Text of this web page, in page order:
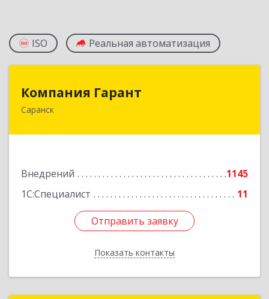
ISO Реальная автоматизация
Компания Гарант
Саранск
Внедрений
1145
1С:Специалист
11
Отправить заявку
Показать контакты
Отправить заявку
Назад